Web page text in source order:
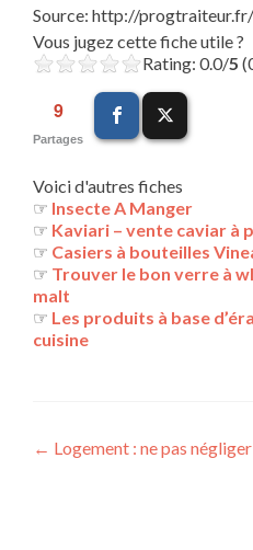
Source: http://
Vous jugez cette fiche utile ?
Rating: 0.0/5
9
Partages
Voici d'autres fiches
☞ Insecte A Manger
☞ Kaviari – vente caviar à
☞ Casiers à bouteilles
☞ Trouver le bon verre à
malt
☞ Les produits à base
cuisine
Navigation
← Logement : ne pas